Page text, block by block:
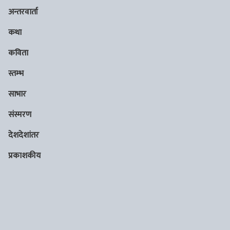
अन्तरवार्ता
कथा
कविता
स्तम्भ
साभार
संस्मरण
देशदेशांतर
प्रकाशकीय